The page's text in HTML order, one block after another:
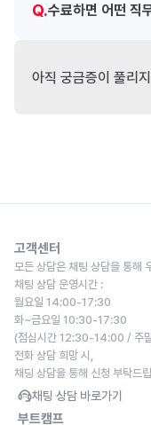
Q.수료하면 어떤 직
아직 궁금증이 풀리
고객센터
모든 상담은 채팅 상담을 통해
채팅 상담 운영시간 :
월요일 14:00-17:30
화~금요일 10:30-17:30
(점심시간 12:30-14:00 / 주
전화 상담 희망 시,
채딩 상담을 통해 신청 부탁드
채팅 상담 바로가기
부트캠프